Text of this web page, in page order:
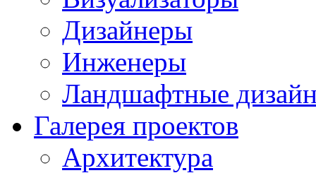
Дизайнеры
Инженеры
Ландшафтные
Галерея проектов
Архитектура